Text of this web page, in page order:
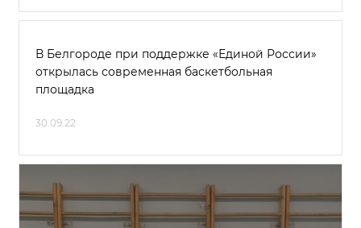
В Белгороде при поддержке «Единой России»
открылась современная баскетбольная
площадка
30.09.22